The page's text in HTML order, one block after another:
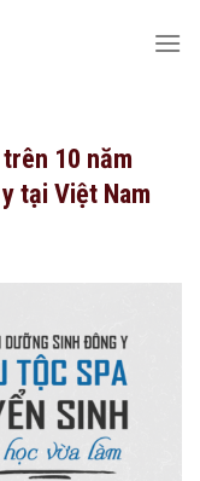
10 năm
tại Việt Nam